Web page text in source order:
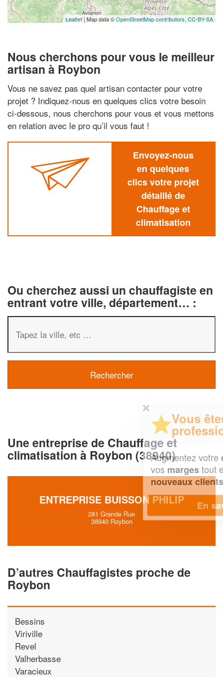
Leaflet| Map data ©OpenStreetMap contributors, CC-BY-SA
Nous cherchons pour vous le meilleur
artisan à Roybon
Vous ne savez pas quel artisan contacter pour votre
projet ? Indiquez-nous en quelques clics votre besoin
ci-dessous, nous cherchons pour vous et vous mettons
en relation avec le pro qu’il vous faut !
Envoyez-nous
en quelques
clics votre projet
détaillé de
Chauffage et
climatisation
Ou cherchez aussi un chauffagiste en
entrant votre ville, département… :
Une entreprise de Chauffage et
climatisation à Roybon (38940)
ENTREPRISE BUISSON PHILIP
281 Grande Rue
38940 Roybon
D’autres Chauffagistes proche de
Roybon
Bessins
Viriville
Revel
Valherbasse
Varacieux
Vous êtes un
professionnel ?
Augmentez votre chiffre d'affaireset
tout en gagnant de
En savoir plus